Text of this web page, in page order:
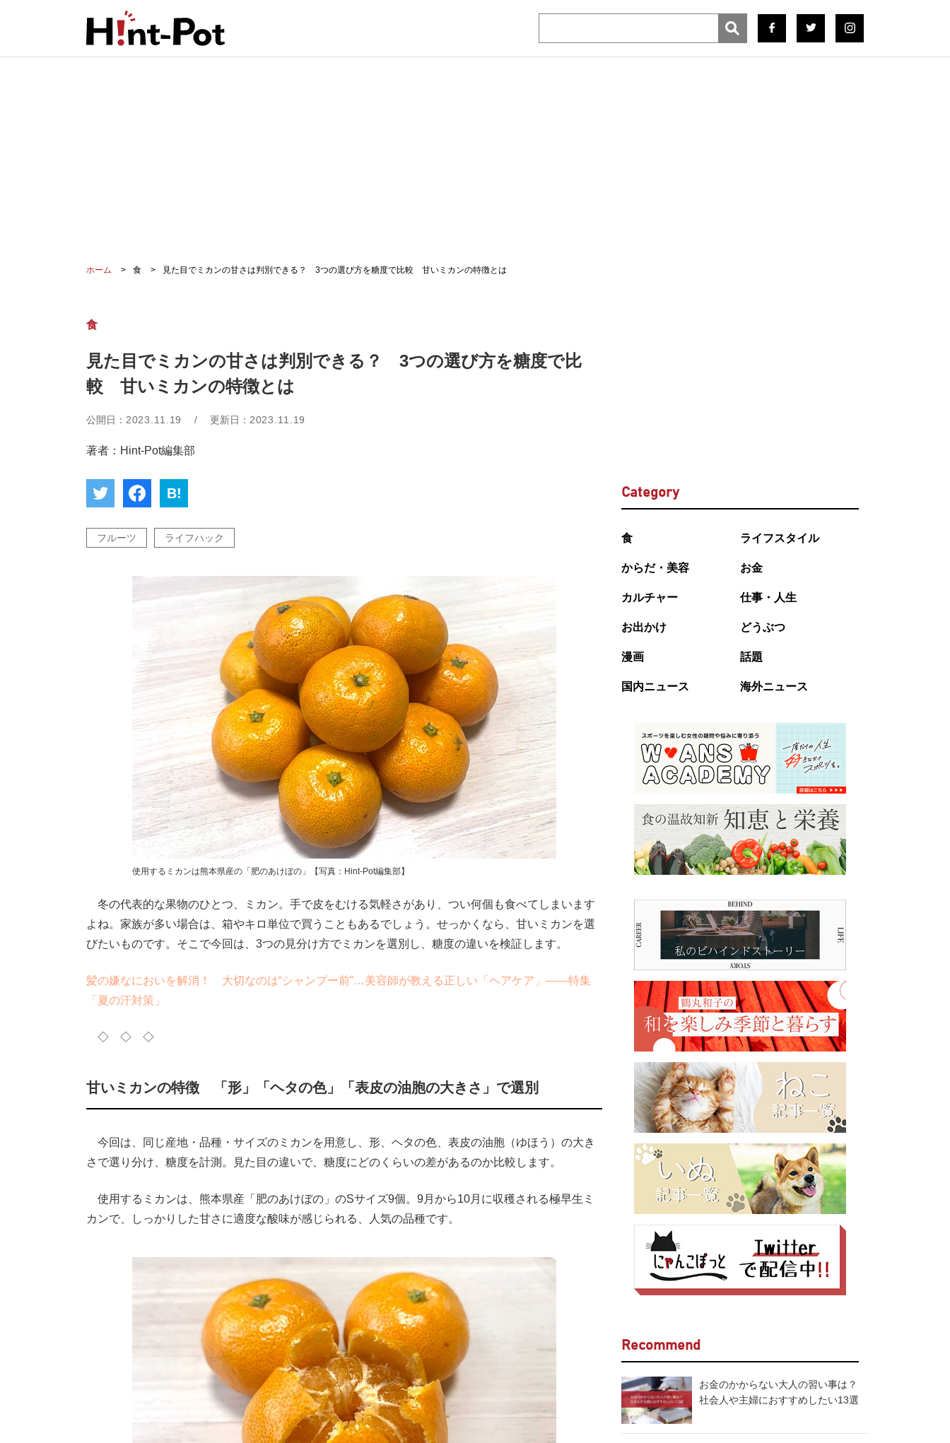
ホーム 食 見た目でミカンの甘さは判別できる？ 3つの選び方を糖度で比較 甘いミカンの特徴とは
食
見た目でミカンの甘さは判別できる？ 3つの選び方を糖度で比
較 甘いミカンの特徴とは
公開日： 2023.11.19 / 更新日： 2023.11.19
著者：Hint-Pot編集部
B!
フルーツ ライフハック
使用するミカンは熊本県産の「肥のあけぼの」【写真：Hint-Pot編集部】
冬の代表的な果物のひとつ、ミカン。手で皮をむける気軽さがあり、つい何個も食べてしまいます
よね。家族が多い場合は、箱やキロ単位で買うこともあるでしょう。せっかくなら、甘いミカンを選
びたいものです。そこで今回は、3つの見分け方でミカンを選別し、糖度の違いを検証します。
髪の嫌なにおいを解消！ 大切なのは“シャンプー前”…美容師が教える正しい「ヘアケア」――特集
「夏の汗対策」
◇ ◇ ◇
甘いミカンの特徴 「形」「ヘタの色」「表皮の油胞の大きさ」で選別
今回は、同じ産地・品種・サイズのミカンを用意し、形、ヘタの色、表皮の油胞（ゆほう）の大き
さで選り分け、糖度を計測。見た目の違いで、糖度にどのくらいの差があるのか比較します。
使用するミカンは、熊本県産「肥のあけぼの」のSサイズ9個。9月から10月に収穫される極早生ミ
カンで、しっかりした甘さに適度な酸味が感じられる、人気の品種です。
Category
食 ライフスタイル
からだ・美容 お金
カルチャー 仕事・人生
お出かけ どうぶつ
漫画 話題
国内ニュース 海外ニュース
Recommend
お金のかからない大人の習い事は？
社会人や主婦におすすめしたい13選